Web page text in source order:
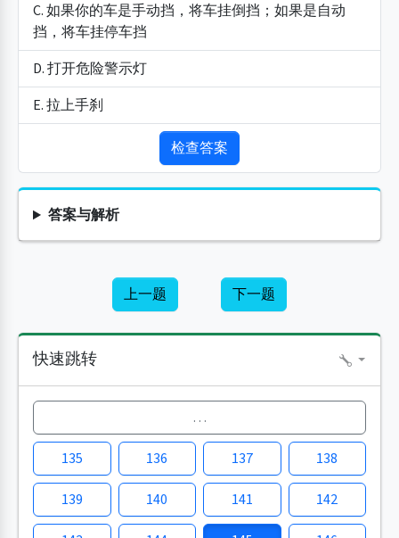
C. 如果你的车是手动挡，将车挂倒挡；如果是自动
挡，将车挂停车挡
D. 打开危险警示灯
E. 拉上手刹
检查答案
答案与解析
上一题 下一题
快速跳转
…
135 136 137 138
139 140 141 142